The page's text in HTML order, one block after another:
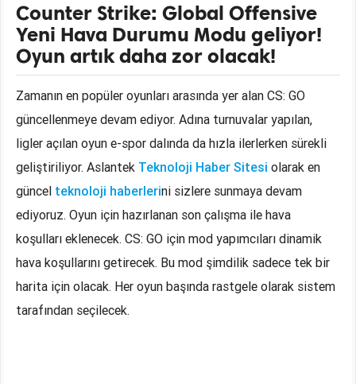
Counter Strike: Global Offensive
Yeni Hava Durumu Modu geliyor!
Oyun artık daha zor olacak!
Zamanın en popüler oyunları arasında yer alan CS: GO
güncellenmeye devam ediyor. Adına turnuvalar yapılan,
ligler açılan oyun e-spor dalında da hızla ilerlerken sürekli
geliştiriliyor. Aslantek Teknoloji Haber Sitesi olarak en
güncel teknoloji haberlerini sizlere sunmaya devam
ediyoruz. Oyun için hazırlanan son çalışma ile hava
koşulları eklenecek. CS: GO için mod yapımcıları dinamik
hava koşullarını getirecek. Bu mod şimdilik sadece tek bir
harita için olacak. Her oyun başında rastgele olarak sistem
tarafından seçilecek.